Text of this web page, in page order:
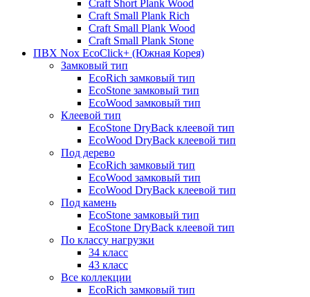
Craft Short Plank Wood
Craft Small Plank Rich
Craft Small Plank Wood
Craft Small Plank Stone
ПВХ Nox EcoClick+ (Южная Корея)
Замковый тип
EcoRich замковый тип
EcoStone замковый тип
EcoWood замковый тип
Клеевой тип
EcoStone DryBack клеевой тип
EcoWood DryBack клеевой тип
Под дерево
EcoRich замковый тип
EcoWood замковый тип
EcoWood DryBack клеевой тип
Под камень
EcoStone замковый тип
EcoStone DryBack клеевой тип
По классу нагрузки
34 класс
43 класс
Все коллекции
EcoRich замковый тип